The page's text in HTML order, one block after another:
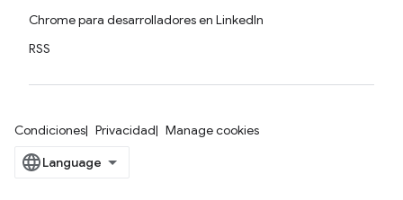
Chrome para desarrolladores en LinkedIn
RSS
Condiciones Privacidad Manage cookies